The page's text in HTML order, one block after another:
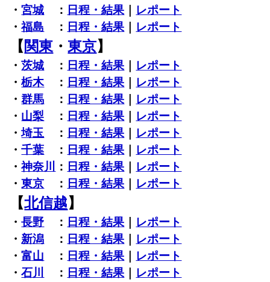
・宮城 ： 日程・結果
レポート
・福島 ： 日程・結果 レポート
【 関東 ・ 東京】
・茨城 ： 日程・結果
レポート
・栃木： 日程・結果
レポート
・群馬 ： 日程・結果
レポート
・ 山梨 ： 日程・結果
レポート
・埼玉 ： 日程・結果
レポート
・千葉 ： 日程・結果
レポート
・神奈川 ： 日程・結果
レポート
・東京 ： 日程・結果 レポート
【北信越】
・長野 ： 日程・結果
レポート
・ 新潟 ： 日程・結果
レポート
・富山 ： 日程・結果
レポート
・石川 ： 日程・結果 レポート